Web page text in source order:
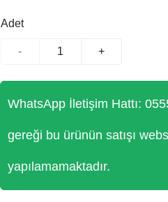
Adet
- +
WhatsApp İletişim Hattı:
gereği bu ürünün satışı
yapılamamaktadır.